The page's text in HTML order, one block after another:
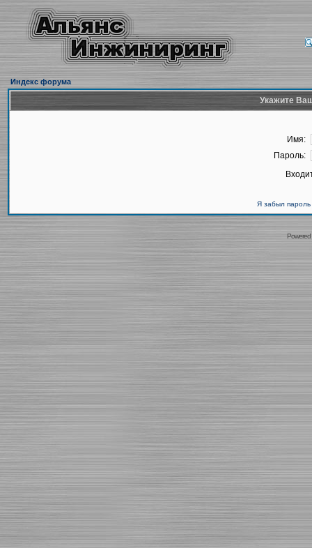
Индекс форума
Укажите
Имя:
Пароль:
Я забыл пароль